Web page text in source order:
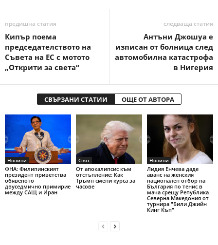
предишна статия
Кипър поема
председателството на
Съвета на ЕС с мотото
„Открити за света“
следваща статия
Антъни Джошуа е
изписан от болница след
автомобилна катастрофа
в Нигерия
СВЪРЗАНИ СТАТИИ ОЩЕ ОТ АВТОРА
Новини
ФНА: Филипинският
президент приветства
обявеното
двуседмично примирие
между САЩ и Иран
Свят
От апокалипсис към
отстъпление: Как
Тръмп смени курса за
часове
Новини
Лидия Енчева даде
аванс на женския
национален отбор на
България по тенис в
мача срещу Република
Северна Македония от
турнира "Били Джийн
Кинг Къп"